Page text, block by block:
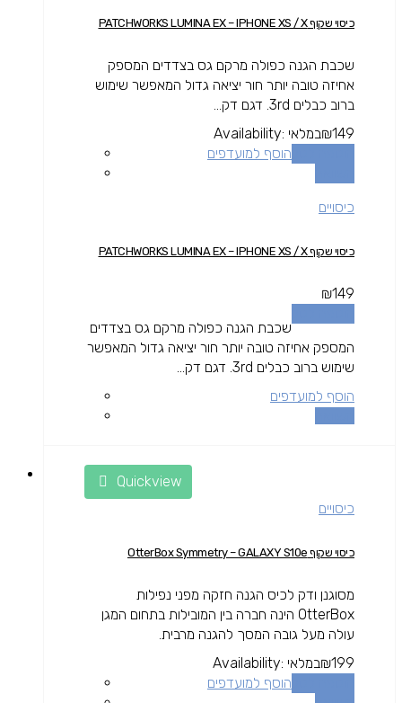
כיסוי שקוף PATCHWORKS LUMINA EX – IPHONE XS / X
שכבת הגנה כפולה מרקם גס בצדדים המספק
אחיזה טובה יותר חור יציאה גדול המאפשר שימוש
ברוב כבלים 3rd. דגם דק...
₪149
Availability: במלאי
הוסף למועדפים
כיסויים
כיסוי שקוף PATCHWORKS LUMINA EX – IPHONE XS / X
₪149
שכבת הגנה כפולה מרקם גס בצדדים
המספק אחיזה טובה יותר חור יציאה גדול המאפשר
שימוש ברוב כבלים 3rd. דגם דק...
הוסף למועדפים
Quickview
כיסויים
כיסוי שקוף OtterBox Symmetry – GALAXY S10e
מסוגנן ודק לכיס הגנה חזקה מפני נפילות
OtterBox הינה חברה בין המובילות בתחום המגן
עולה מעל גובה המסך להגנה מרבית.
₪199
Availability: במלאי
הוסף למועדפים